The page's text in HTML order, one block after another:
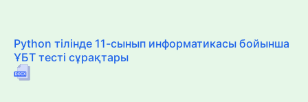
Python тілінде 11-сынып информатикасы бойынша
ҰБТ тесті сұрақтары